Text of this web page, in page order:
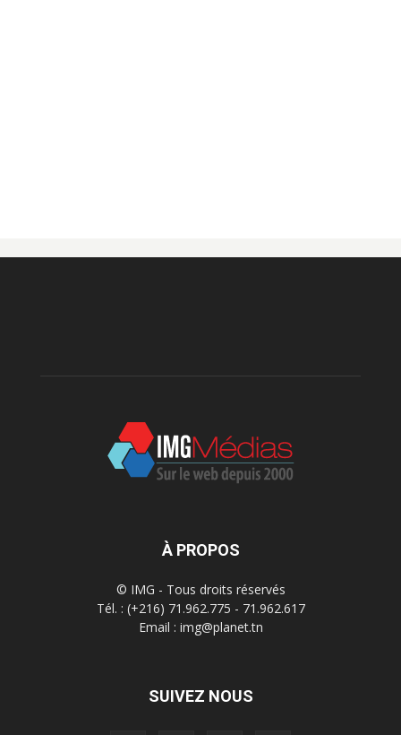
À PROPOS
© IMG - Tous droits réservés
Tél. : (+216) 71.962.775 - 71.962.617
Email : img@planet.tn
SUIVEZ NOUS